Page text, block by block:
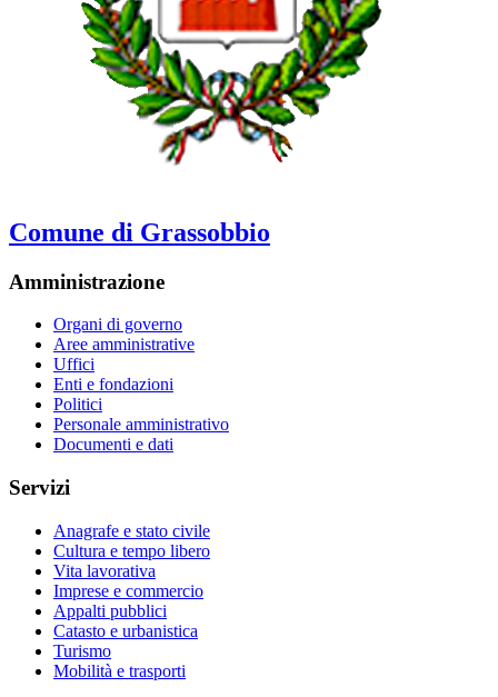
Comune di Grassobbio
Amministrazione
Organi di governo
Aree amministrative
Uffici
Enti e fondazioni
Politici
Personale amministrativo
Documenti e dati
Servizi
Anagrafe e stato civile
Cultura e tempo libero
Vita lavorativa
Imprese e commercio
Appalti pubblici
Catasto e urbanistica
Turismo
Mobilità e trasporti